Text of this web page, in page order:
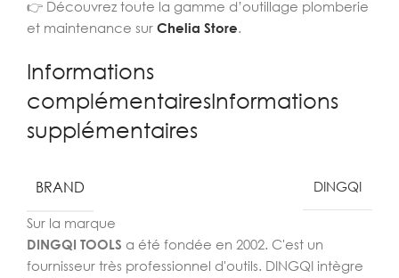
👉 Découvrez toute la gamme d’outillage plomberie
et maintenance sur Chelia Store.
Informations
complémentairesInformations
supplémentaires
BRAND DINGQI
Sur la marque
DINGQI TOOLS a été fondée en 2002. C'est un
fournisseur très professionnel d'outils. DINGQI intègre